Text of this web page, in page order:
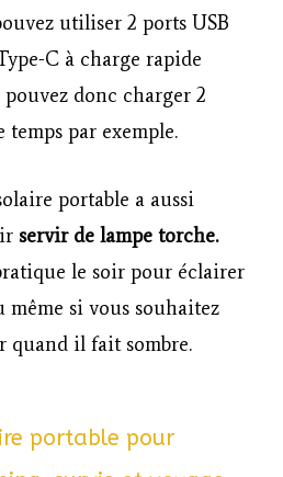
utiliser 2 ports USB
C à charge rapide
donc charger 2
temps par exemple.
portable a aussi
servir de lampe torche.
le soir pour éclairer
même si vous souhaitez
quand il fait sombre.
portable pour